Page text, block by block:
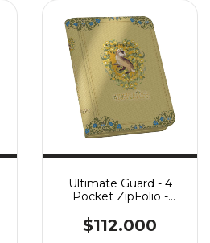
Ultimate Guard - 4
Pocket ZipFolio -
Hufflepuff
$112.000